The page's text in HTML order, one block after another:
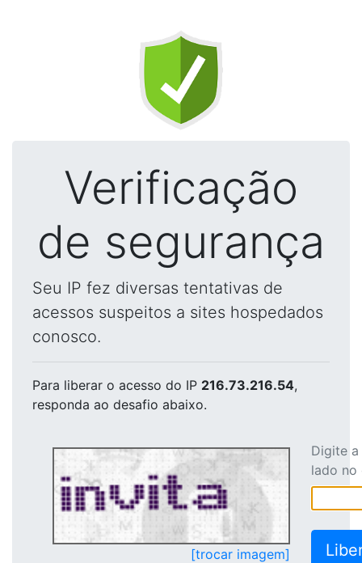
Verificação
de segurança
Seu IP fez diversas tentativas de
acessos suspeitos a sites hospedados
conosco.
Para liberar o acesso do IP 216.73.216.54,
responda ao desafio abaixo.
[trocar imagem]
Digite
lado no